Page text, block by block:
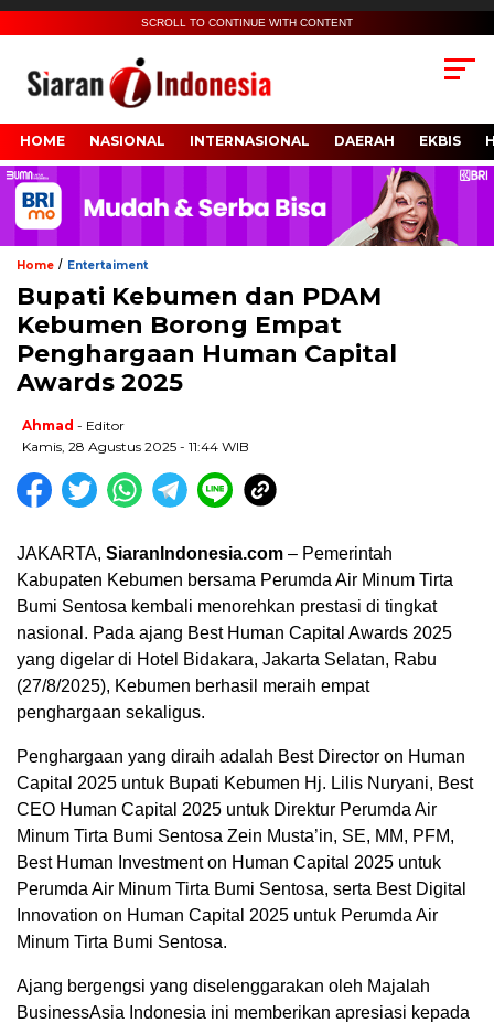
00:00
SCROLL TO CONTINUE WITH CONTENT
HOME NASIONAL INTERNASIONAL DAERAH EKBIS
Home / Entertaiment
Bupati Kebumen dan PDAM
Kebumen Borong Empat
Penghargaan Human Capital
Awards 2025
Ahmad - Editor
Kamis, 28 Agustus 2025 - 11:44 WIB
JAKARTA, SiaranIndonesia.com – Pemerintah
Kabupaten Kebumen bersama Perumda Air Minum Tirta
Bumi Sentosa kembali menorehkan prestasi di tingkat
nasional. Pada ajang Best Human Capital Awards 2025
yang digelar di Hotel Bidakara, Jakarta Selatan, Rabu
(27/8/2025), Kebumen berhasil meraih empat
penghargaan sekaligus.
Penghargaan yang diraih adalah Best Director on Human
Capital 2025 untuk Bupati Kebumen Hj. Lilis Nuryani, Best
CEO Human Capital 2025 untuk Direktur Perumda Air
Minum Tirta Bumi Sentosa Zein Musta’in, SE, MM, PFM,
Best Human Investment on Human Capital 2025 untuk
Perumda Air Minum Tirta Bumi Sentosa, serta Best Digital
Innovation on Human Capital 2025 untuk Perumda Air
Minum Tirta Bumi Sentosa.
Ajang bergengsi yang diselenggarakan oleh Majalah
BusinessAsia Indonesia ini memberikan apresiasi kepada